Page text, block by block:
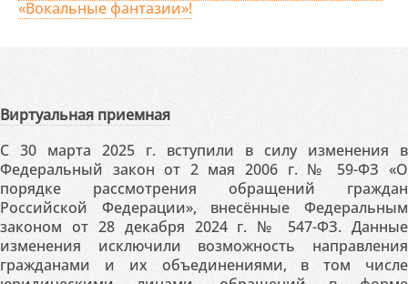
«Вокальные фантазии»!
Виртуальная приемная
С 30 марта 2025 г. вступили в силу изменения в
Федеральный закон от 2 мая 2006 г. № 59-ФЗ «О
порядке рассмотрения обращений граждан
Российской Федерации», внесённые Федеральным
законом от 28 декабря 2024 г. № 547-ФЗ. Данные
изменения исключили возможность направления
гражданами и их объединениями, в том числе